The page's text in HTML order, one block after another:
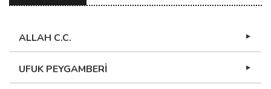
ALLAH C.C.
UFUK PEYGAMBERİ